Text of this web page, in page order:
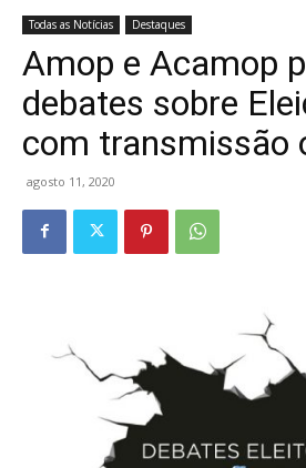
Todas as Notícias Destaques
Amop e Acamop
debates sobre
com transmissão
agosto 11, 2020